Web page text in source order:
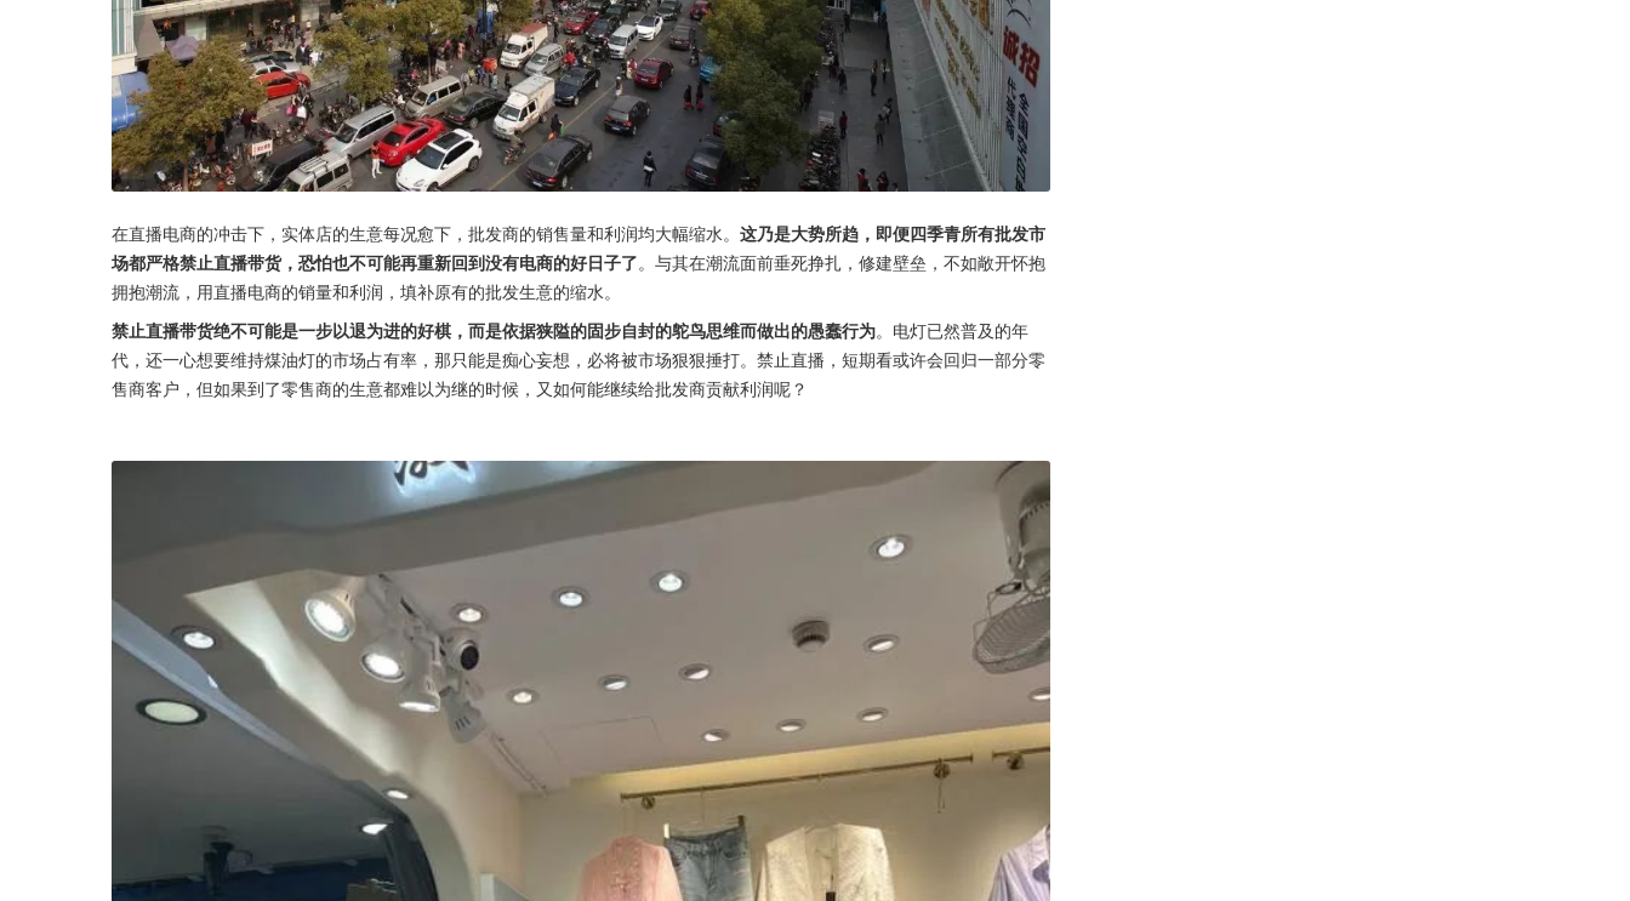
在直播电商的冲击下，实体店的生意每况愈下，批发商的销售量和利润均大幅缩水。 这乃是大势所趋，即便四季青所有批发市
场都严格禁止直播带货，恐怕也不可能再重新回到没有电商的好日子了。与其在潮流面前垂死挣扎，修建壁垒，不如敞开怀抱
拥抱潮流，用直播电商的销量和利润，填补原有的批发生意的缩水。
禁止直播带货绝不可能是一步以退为进的好棋，而是依据狭隘的固步自封的鸵鸟思维而做出的愚蠢行为。电灯已然普及的年
代，还一心想要维持煤油灯的市场占有率，那只能是痴心妄想，必将被市场狠狠捶打。禁止直播，短期看或许会回归一部分零
售商客户，但如果到了零售商的生意都难以为继的时候，又如何能继续给批发商贡献利润呢？